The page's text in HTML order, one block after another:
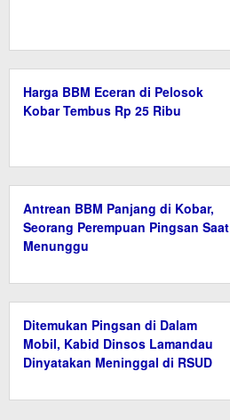
Harga BBM Eceran di Pelosok
Kobar Tembus Rp 25 Ribu
Antrean BBM Panjang di Kobar,
Seorang Perempuan Pingsan Saat
Menunggu
Ditemukan Pingsan di Dalam
Mobil, Kabid Dinsos Lamandau
Dinyatakan Meninggal di RSUD